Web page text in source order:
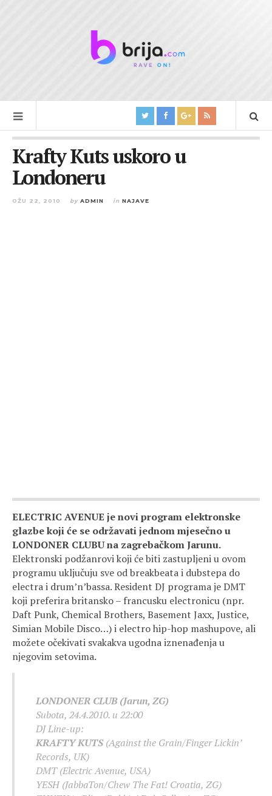
Krafty Kuts uskoro u
Londoneru
OŽU 22, 2010 by ADMIN in NAJAVE
ELECTRIC AVENUE je novi program elektronske
glazbe koji će se održavati jednom mjesečno u
LONDONER CLUBU na zagrebačkom Jarunu.
Elektronski podžanrovi koji će biti zastupljeni u ovom
programu uključuju sve od breakbeata i dubstepa do
electra i drum’n’bassa. Resident DJ programa je DMT
koji preferira britansko – francusku electronicu (npr.
Daft Punk, Chemical Brothers, Basement Jaxx, Justice,
Simian Mobile Disco…) i electro hip-hop mashupove, ali
možete očekivati svakakva ugodna iznenađenja u
njegovim setovima.
LONDONER CLUB (Jarun, ZG)
Subota, 24.4.2010. u 22:00
DJ Line-up:
KRAFTY KUTS(Against the Grain/Finger Lickin’
Records, UK)
DMT (Electric Avenue, USA)
YESH (JabbaTon/Chew The Fat! Croatia, ZG)